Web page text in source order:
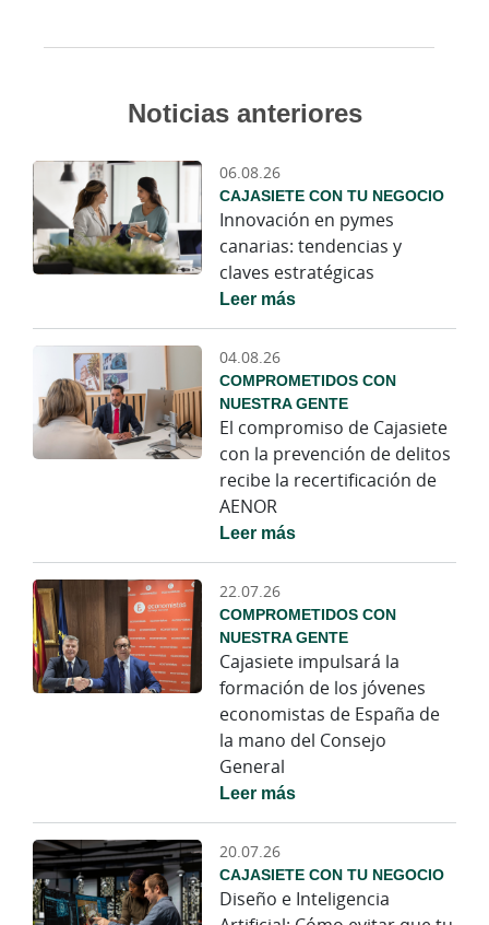
Noticias anteriores
06.08.26
CAJASIETE CON TU NEGOCIO
Innovación en pymes
canarias: tendencias y
claves estratégicas
Leer más
04.08.26
COMPROMETIDOS CON
NUESTRA GENTE
El compromiso de Cajasiete
con la prevención de delitos
recibe la recertificación de
AENOR
Leer más
22.07.26
COMPROMETIDOS CON
NUESTRA GENTE
Cajasiete impulsará la
formación de los jóvenes
economistas de España de
la mano del Consejo
General
Leer más
20.07.26
CAJASIETE CON TU NEGOCIO
Diseño e Inteligencia